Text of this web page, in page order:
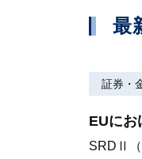
最
証券・
EUにお
SRDⅡ（